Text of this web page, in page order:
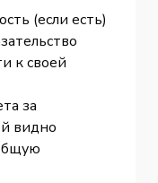
(если есть)
к своей
за
видно